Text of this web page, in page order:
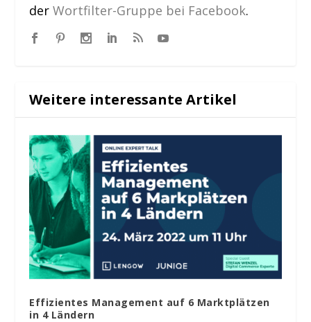
derWortfilter-Gruppe bei Facebook.
Weitere interessante Artikel
Effizientes Management auf 6 Marktplätzen
in 4 Ländern